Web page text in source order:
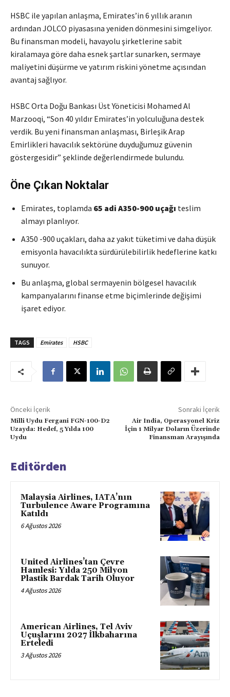
HSBC ile yapılan anlaşma, Emirates’in 6 yıllık aranın
ardından JOLCO piyasasına yeniden dönmesini simgeliyor.
Bu finansman modeli, havayolu şirketlerine sabit
kiralamaya göre daha esnek şartlar sunarken, sermaye
maliyetini düşürme ve yatırım riskini yönetme açısından
avantaj sağlıyor.
HSBC Orta Doğu Bankası Üst Yöneticisi Mohamed Al
Marzooqi, “Son 40 yıldır Emirates’in yolculuğuna destek
verdik. Bu yeni finansman anlaşması, Birleşik Arap
Emirlikleri havacılık sektörüne duyduğumuz güvenin
göstergesidir” şeklinde değerlendirmede bulundu.
Öne Çıkan Noktalar
Emirates, toplamda 65 adi A350-900 uçağı teslim
almayı planlıyor.
A350 -900 uçakları, daha az yakıt tüketimi ve daha düşük
emisyonla havacılıkta sürdürülebilirlik hedeflerine katkı
sunuyor.
Bu anlaşma, global sermayenin bölgesel havacılık
kampanyalarını finanse etme biçimlerinde değişimi
işaret ediyor.
TAGS Emirates HSBC
Önceki İçerik
Milli Uydu Fergani FGN-100-D2
Uzayda: Hedef, 5 Yılda 100
Uydu
Sonraki İçerik
Air India, Operasyonel Kriz
İçin 1 Milyar Doların Üzerinde
Finansman Arayışında
Editörden
Malaysia Airlines, IATA’nın
Turbulence Aware Programına
Katıldı
6 Ağustos 2026
United Airlines’tan Çevre
Hamlesi: Yılda 250 Milyon
Plastik Bardak Tarih Oluyor
4 Ağustos 2026
American Airlines, Tel Aviv
Uçuşlarını 2027 İlkbaharına
Erteledi
3 Ağustos 2026